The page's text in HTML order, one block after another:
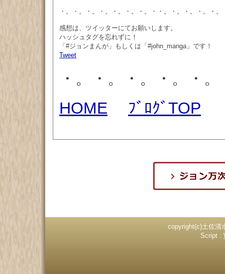
・。・。・。・。・。・。・。・・。・。・。・。・
感想は、ツイッターにてお願いします。
ハッシュタグを忘れずに！
「#ジョンまんが」もしくは「#john_manga」です！
Tweet
・。・。・。・。・
HOME
ﾌﾞﾛｸﾞTOP
copyright(c)土佐清
Script :